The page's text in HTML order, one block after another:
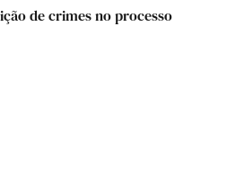
de crimes no processo